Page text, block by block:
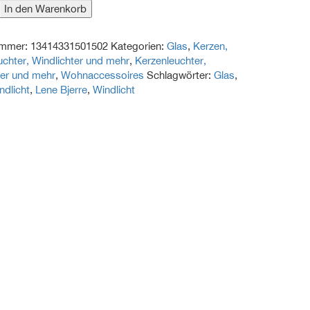
In den Warenkorb
13414331501502 Kategorien:Glas, Kerzen,
Windlichter und mehr, Kerzenleuchter,
und mehr,Wohnaccessoires Schlagwörter:Glas,
, Lene Bjerre,Windlicht